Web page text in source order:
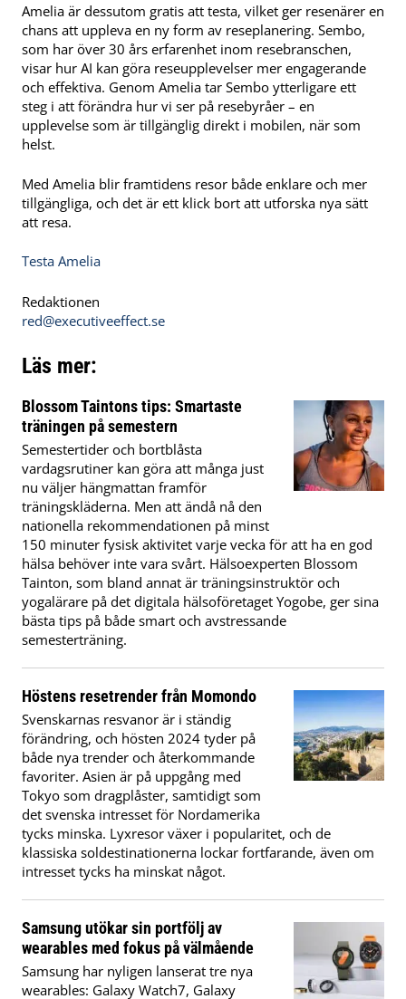
Amelia är dessutom gratis att testa, vilket ger resenärer en
chans att uppleva en ny form av reseplanering. Sembo,
som har över 30 års erfarenhet inom resebranschen,
visar hur AI kan göra reseupplevelser mer engagerande
och effektiva. Genom Amelia tar Sembo ytterligare ett
steg i att förändra hur vi ser på resebyråer – en
upplevelse som är tillgänglig direkt i mobilen, när som
helst.
Med Amelia blir framtidens resor både enklare och mer
tillgängliga, och det är ett klick bort att utforska nya sätt
att resa.
Testa Amelia
Redaktionen
red@executiveeffect.se
Läs mer:
Blossom Taintons tips: Smartaste
träningen på semestern
Semestertider och bortblåsta
vardagsrutiner kan göra att många just
nu väljer hängmattan framför
träningskläderna. Men att ändå nå den
nationella rekommendationen på minst
150 minuter fysisk aktivitet varje vecka för att ha en god
hälsa behöver inte vara svårt. Hälsoexperten Blossom
Tainton, som bland annat är träningsinstruktör och
yogalärare på det digitala hälsoföretaget Yogobe, ger sina
bästa tips på både smart och avstressande
semesterträning.
Höstens resetrender från Momondo
Svenskarnas resvanor är i ständig
förändring, och hösten 2024 tyder på
både nya trender och återkommande
favoriter. Asien är på uppgång med
Tokyo som dragplåster, samtidigt som
det svenska intresset för Nordamerika
tycks minska. Lyxresor växer i popularitet, och de
klassiska soldestinationerna lockar fortfarande, även om
intresset tycks ha minskat något.
Samsung utökar sin portfölj av
wearables med fokus på välmående
Samsung har nyligen lanserat tre nya
wearables: Galaxy Watch7, Galaxy